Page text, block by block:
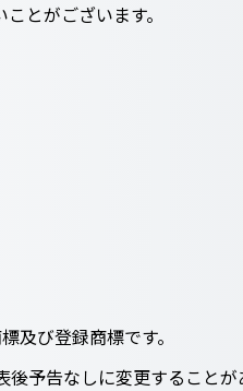
とがございます。
及び登録商標です。
予告なしに変更することが